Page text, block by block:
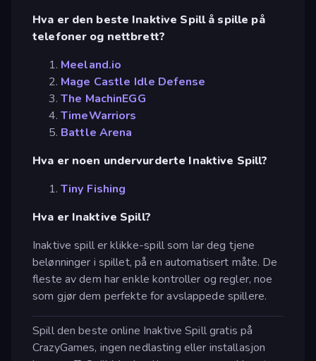
Hva er den beste Inaktive Spill å spille på
telefoner og nettbrett?
Meeland.io
Mage Castle Idle Defense
The MachinEGG
TimeWarriors
Battle Arena
Hva er noen undervurderte Inaktive Spill?
Tiny Fishing
Hva er Inaktive Spill?
Inaktive spill er klikke-spill som lar deg tjene
belønninger i spillet, på en automatisert måte. De
fleste av dem har enkle kontroller og regler, noe
som gjør dem perfekte for avslappede spillere.
Spill den beste online Inaktive Spill gratis på
CrazyGames, ingen nedlasting eller installasjon